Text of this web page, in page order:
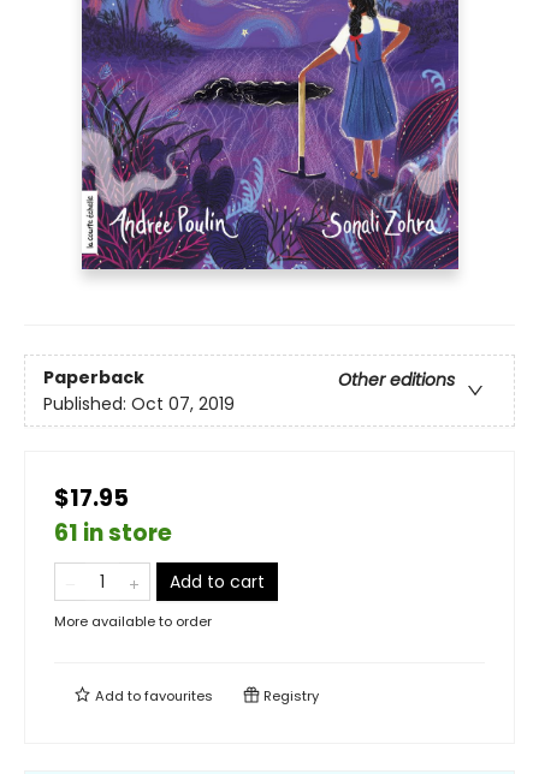
Paperback
Other editions
Published: Oct 07, 2019
$17.95
61 in store
Add to cart
More available to order
Add tofavourites Registry